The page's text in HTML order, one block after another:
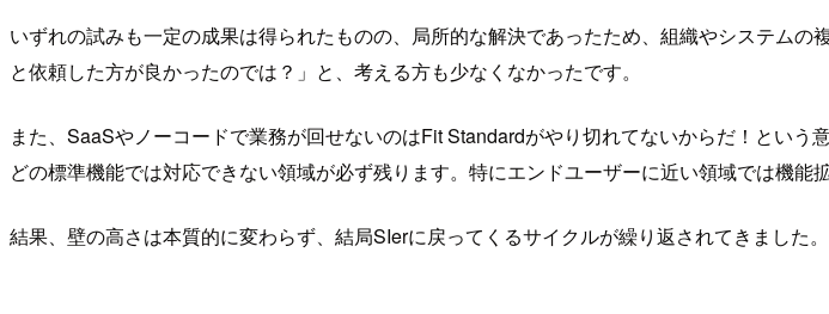
いずれの試みも一定の成果は得られたものの、局所的な解決であったため、組織やシステム
と依頼した方が良かったのでは？」と、考える方も少なくなかったです。
また、SaaSやノーコードで業務が回せないのはFit Standardがやり切れてないからだ！とい
どの標準機能では対応できない領域が必ず残ります。特にエンドユーザーに近い領域では機能
結果、壁の高さは本質的に変わらず、結局SIerに戻ってくるサイクルが繰り返されてきました。